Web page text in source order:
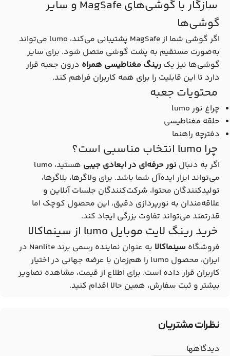
سازگار با گوشی‌های MagSafe و سایر
گوشی‌ها
اگر گوشی شما از MagSafe پشتیبانی می‌کند، lumo می‌تواند
به‌صورت مستقیم به پشت گوشی متصل شود. برای سایر
گوشی‌ها نیز یک رینگ مغناطیسی همراه درون جعبه قرار
دارد تا این قابلیت را برای همه کاربران فراهم کند.
محتویات جعبه
چراغ نور lumo
حلقه مغناطیسی
دفترچه راهنما
چرا lumo انتخاب مناسبی است؟
اگر به دنبال نور حرفه‌ای در ابعادی جیبی
هستید، lumo
می‌تواند ابزار ایده‌آل شما باشد. برای ولاگرها، بلاگرها،
تولیدکنندگان محتوا، شرکت‌کنندگان جلسات آنلاین و
علاقه‌مندان به نورپردازی دقیق، این محصول کوچک اما
قدرتمند می‌تواند تفاوت بزرگی ایجاد کند.
خرید رینگ لایت موبایل lumo از سینماکالا
فروشگاه سینماکالا
به عنوان نماینده رسمی برند Nanlite در
ایران، محصول lumo را هم‌زمان با عرضه جهانی در اختیار
کاربران قرار داده است. برای اطلاع از قیمت، مشاهده تصاویر
بیشتر و ثبت سفارش، همین حالا اقدام کنید.
نظرات مشتریان
دیدگاهها